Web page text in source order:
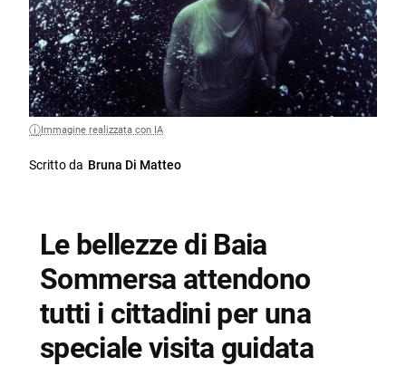
Immagine realizzata con IA
Scritto da Bruna Di Matteo
Le bellezze di Baia
Sommersa attendono
tutti i cittadini per una
speciale visita guidata